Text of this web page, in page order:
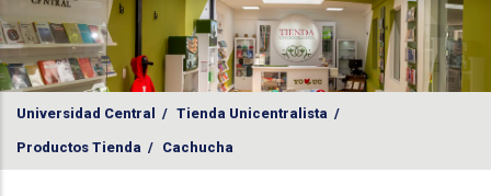
Universidad Central / Tienda Unicentralista /
Productos Tienda / Cachucha